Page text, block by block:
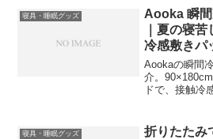
寝具・睡眠グッズ
Aooka 瞬
｜夏の寝
冷感敷きパ
Aookaの瞬間
介。
ドで、接触冷
対策やペット
寝具・睡眠グッズ
折りたたみ